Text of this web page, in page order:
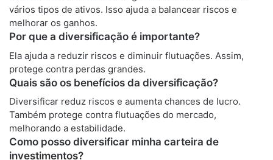
vários tipos de ativos. Isso ajuda a balancear riscos e
melhorar os ganhos.
Por que a diversificação é importante?
Ela ajuda a reduzir riscos e diminuir flutuações. Assim,
protege contra perdas grandes.
Quais são os benefícios da diversificação?
Diversificar reduz riscos e aumenta chances de lucro.
Também protege contra flutuações do mercado,
melhorando a estabilidade.
Como posso diversificar minha carteira de
investimentos?